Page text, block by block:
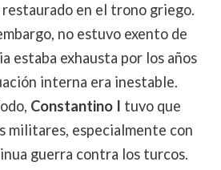
en el trono griego.
no estuvo exento de
estaba exhausta por los años
interna era inestable.
Constantino I tuvo que
militares, especialmente con
guerra contra los turcos.